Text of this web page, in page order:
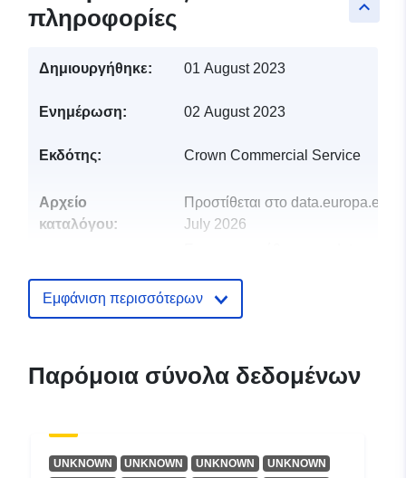
keyboard_arrow_up
πληροφορίες
Δημιουργήθηκε: 01 August 2023
Ενημέρωση: 02 August 2023
Εκδότης: Crown Commercial Service
Αρχείο
καταλόγου:
Προστίθεται στο data.europa.eu:
July 2026
uriRef:
http://data.europa.eu/88u/dataset/
Εμφάνιση περισσότερων
Παρόμοια σύνολα δεδομένων
UNKNOWN UNKNOWN UNKNOWN
UNKNOWN